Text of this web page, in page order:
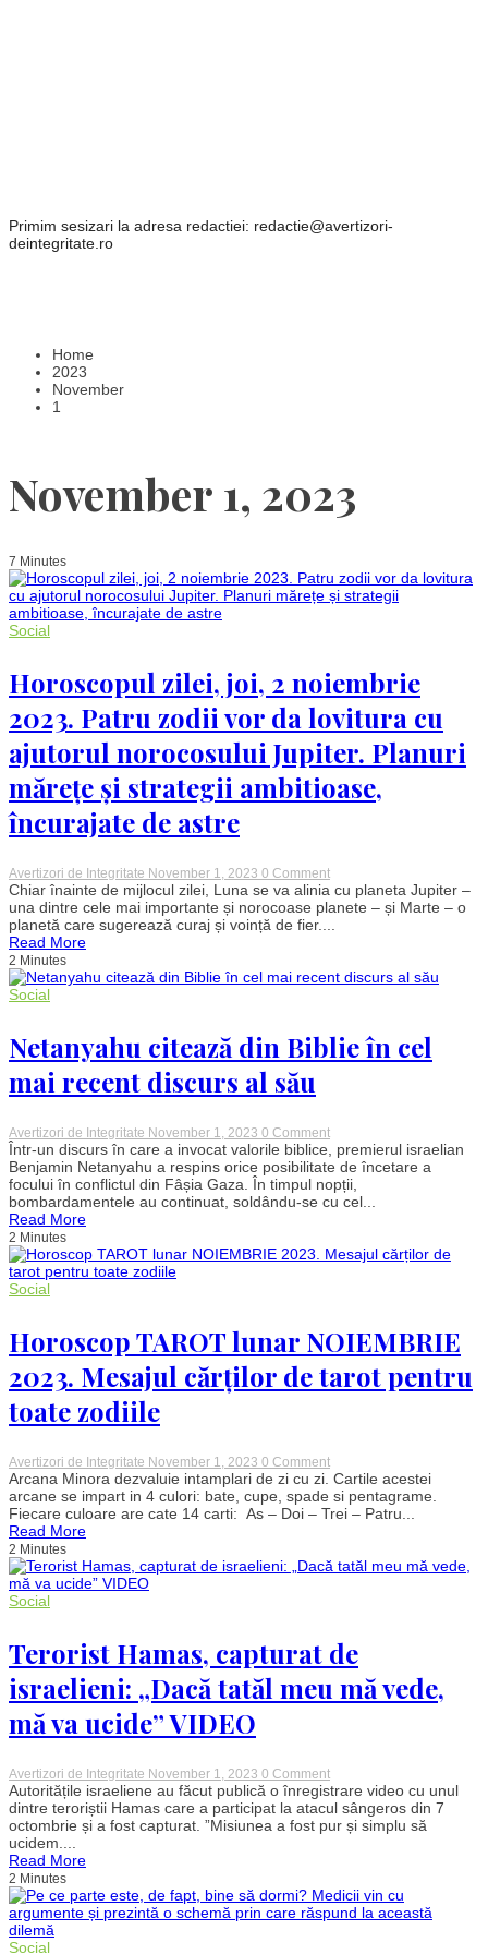
Primim sesizari la adresa redactiei: redactie@avertizori-
deintegritate.ro
Home
2023
November
1
November 1, 2023
7 Minutes
Social
Horoscopul zilei, joi, 2 noiembrie
2023. Patru zodii vor da lovitura cu
ajutorul norocosului Jupiter. Planuri
mărețe și strategii ambitioase,
încurajate de astre
Avertizori de Integritate November 1, 2023 0 Commenton
Horoscopul
zilei,
2
Patru
lovitura
cu
mărețe
și
strategii
ambitioase,
încurajate
de
Chiar înainte de mijlocul zilei, Luna se va alinia cu planeta Jupiter –
una dintre cele mai importante și norocoase planete – și Marte – o
planetă care sugerează curaj și voință de fier....
Read More
2 Minutes
Social
Netanyahu citează din Biblie în cel
mai recent discurs al său
Avertizori de Integritate November 1, 2023 0 Commenton
Netanyahu
citează
din
Biblie
în
recent
Într-un discurs în care a invocat valorile biblice, premierul israelian
Benjamin Netanyahu a respins orice posibilitate de încetare a
focului în conflictul din Fâșia Gaza. În timpul nopții,
bombardamentele au continuat, soldându-se cu cel...
Read More
2 Minutes
Social
Horoscop TAROT lunar NOIEMBRIE
2023. Mesajul cărților de tarot pentru
toate zodiile
Avertizori de Integritate November 1, 2023 0 Commenton
Horoscop
TAROT
lunar
NOIEMBRIE
cărților
zodiile
Arcana Minora dezvaluie intamplari de zi cu zi. Cartile acestei
arcane se impart in 4 culori: bate, cupe, spade si pentagrame.
Fiecare culoare are cate 14 carti: As – Doi – Trei – Patru...
Read More
2 Minutes
Social
Terorist Hamas, capturat de
israelieni: „Dacă tatăl meu mă vede,
mă va ucide” VIDEO
Avertizori de Integritate November 1, 2023 0 Commenton
Terorist
Hamas,
capturat
de
meu
mă
Autoritățile israeliene au făcut publică o înregistrare video cu unul
dintre teroriștii Hamas care a participat la atacul sângeros din 7
octombrie și a fost capturat. ”Misiunea a fost pur și simplu să
ucidem....
Read More
2 Minutes
Social